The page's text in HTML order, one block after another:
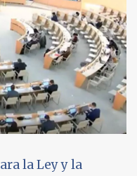
la Ley y la